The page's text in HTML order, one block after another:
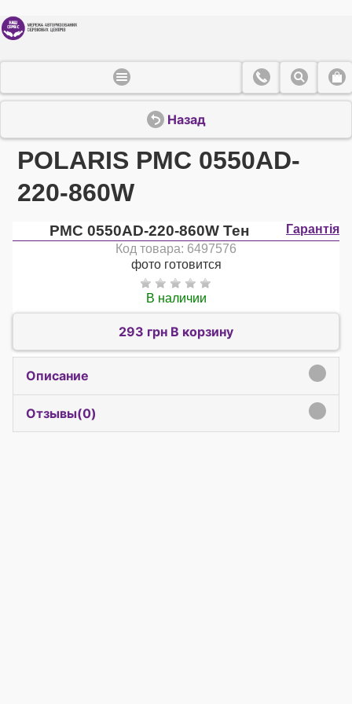
Назад
POLARIS PMC 0550AD-
220-860W
Гарантія
PMC 0550AD-220-860W Тен
Код товара: 6497576
фото готовится
В наличии
293 грн В корзину
Описание
Отзывы(0)